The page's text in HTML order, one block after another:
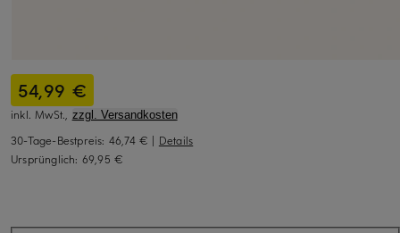
54,99 €
inkl. MwSt., zzgl. Versandkosten
30-Tage-Bestpreis: 46,74 € | Details
Ursprünglich: 69,95 €